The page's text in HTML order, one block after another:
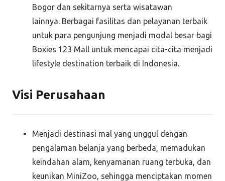
Bogor dan sekitarnya serta wisatawan
lainnya. Berbagai fasilitas dan pelayanan terbaik
untuk para pengunjung menjadi modal besar bagi
Boxies 123 Mall untuk mencapai cita-cita menjadi
lifestyle destination terbaik di Indonesia.
Visi Perusahaan
Menjadi destinasi mal yang unggul dengan
pengalaman belanja yang berbeda, memadukan
keindahan alam, kenyamanan ruang terbuka, dan
keunikan MiniZoo, sehingga menciptakan momen